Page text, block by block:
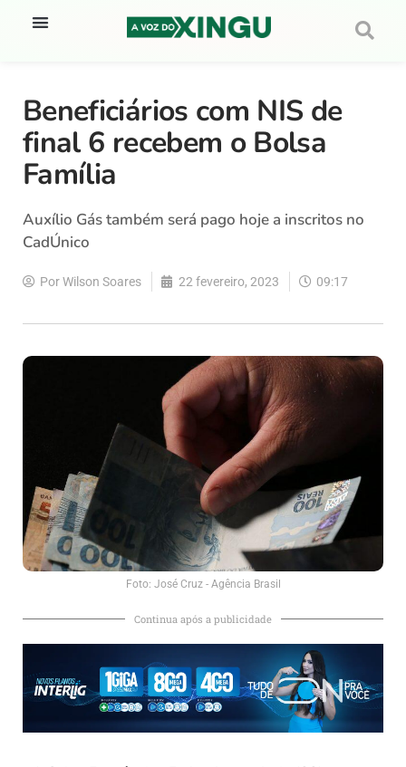
Beneficiários com NIS de
final 6 recebem o Bolsa
Família
Auxílio Gás também será pago hoje a inscritos no
CadÚnico
PorWilson Soares 22 fevereiro, 2023 09:17
Foto: José Cruz - Agência Brasil
Continua após a publicidade